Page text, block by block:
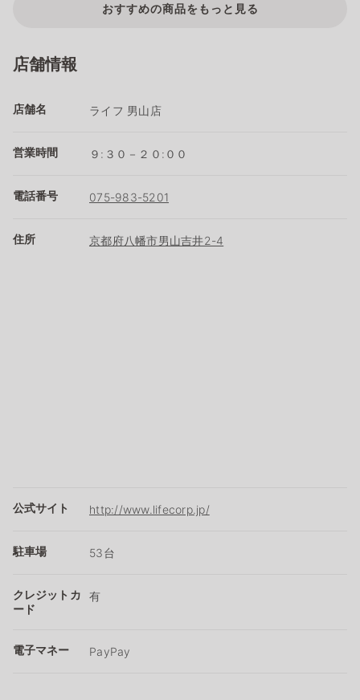
おすすめの商品をもっと見る
店舗情報
店舗名 ライフ 男山店
営業時間 ９:３０－２０:００
電話番号 075-983-5201
住所 京都府八幡市男山吉井2-4
公式サイト http://www.lifecorp.jp/
駐車場 53台
クレジットカ
ード
有
電子マネー PayPay